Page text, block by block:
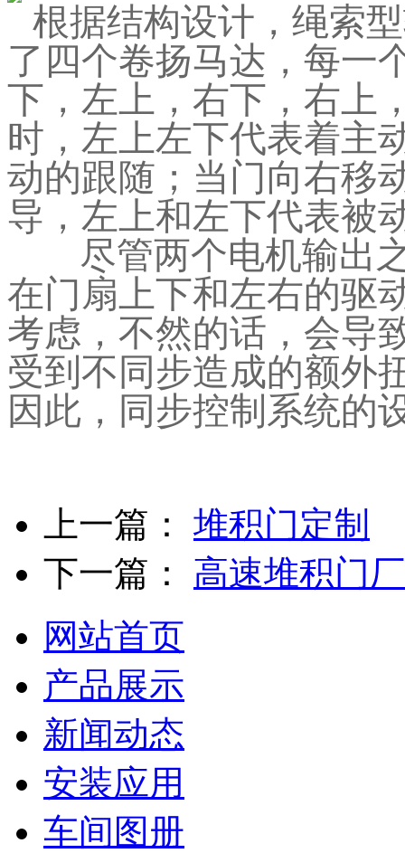
根据结构设计，绳索
了四个卷扬马达，每一
下，左上，右下，右上
时，左上左下代表着主
动的跟随；当门向右移
导，左上和左下代表被
尽管两个电机输出
在门扇上下和左右的驱
考虑，不然的话，会导
受到不同步造成的额外
因此，同步控制系统的
上一篇： 堆积门定制
下一篇： 高速堆积门
网站首页
产品展示
新闻动态
安装应用
车间图册